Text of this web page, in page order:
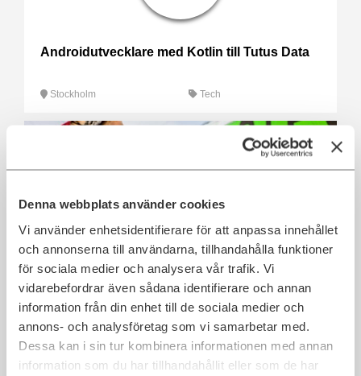
Denna webbplats använder cookies
Vi använder enhetsidentifierare för att anpassa innehållet
och annonserna till användarna, tillhandahålla funktioner
för sociala medier och analysera vår trafik. Vi
vidarebefordrar även sådana identifierare och annan
information från din enhet till de sociala medier och
annons- och analysföretag som vi samarbetar med.
Dessa kan i sin tur kombinera informationen med annan
information som du har tillhandahållit eller som de har
Androidutvecklare med Kotlin till Tutus Data
Stockholm Tech
IT-säkerhetsansvarig till Green Cargo
Stockholm
Stockholm IT Security